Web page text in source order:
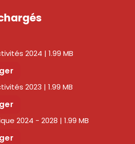
2024 | 1.99 MB
2023 | 1.99 MB
2024 - 2028 | 1.99 MB